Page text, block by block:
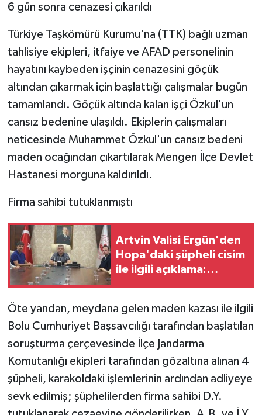
6 gün sonra cenazesi çıkarıldı
Türkiye Taşkömürü Kurumu'na (TTK) bağlı uzman
tahlisiye ekipleri, itfaiye ve AFAD personelinin
hayatını kaybeden işçinin cenazesini göçük
altından çıkarmak için başlattığı çalışmalar bugün
tamamlandı. Göçük altında kalan işçi Özkul'un
cansız bedenine ulaşıldı. Ekiplerin çalışmaları
neticesinde Muhammet Özkul'un cansız bedeni
maden ocağından çıkartılarak Mengen İlçe Devlet
Hastanesi morguna kaldırıldı.
Firma sahibi tutuklanmıştı
Artvin Valisi Ergün'den
Hopa'daki şüpheli cisim
ile ilgili açıklama:
trafiğe açıldı'
Öte yandan, meydana gelen maden kazası ile ilgili
Bolu Cumhuriyet Başsavcılığı tarafından başlatılan
soruşturma çerçevesinde İlçe Jandarma
Komutanlığı ekipleri tarafından gözaltına alınan 4
şüpheli, karakoldaki işlemlerinin ardından adliyeye
sevk edilmiş; şüphelilerden firma sahibi D.Y.